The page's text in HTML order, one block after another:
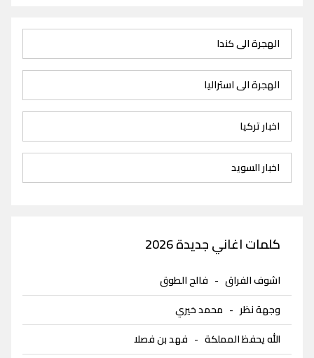
الهجرة الى كندا
الهجرة الى استراليا
اخبار تركيا
اخبار السويد
كلمات اغاني جديدة 2026
اشوف الفراق - فالح الطوق
وجهة نظر - محمد خيري
الله يحفظ المملكة - فهد بن فصلا